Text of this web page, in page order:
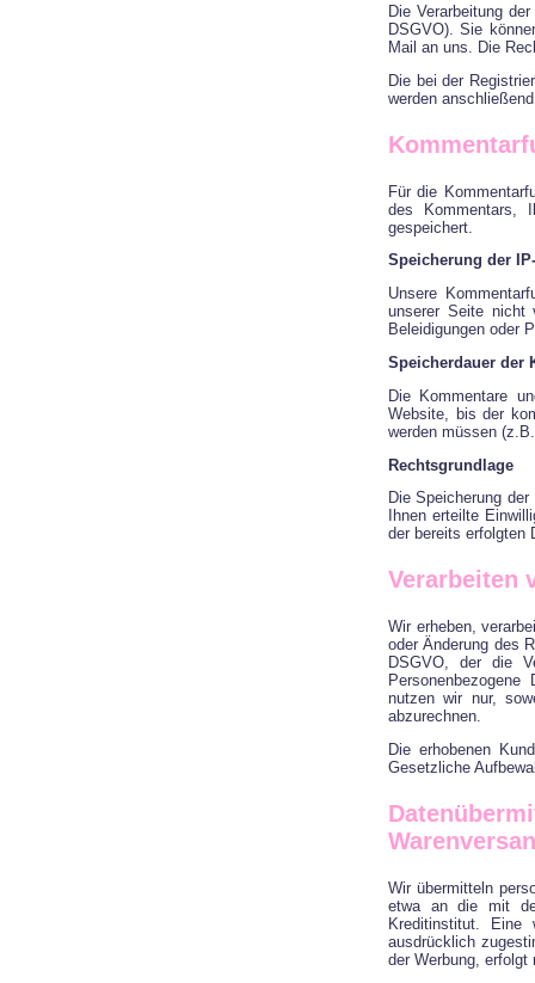
Die Verarbeitung
DSGVO). Sie
Mail an uns. Die
Die bei der
werden
Für die
des Kommentars,
gespeichert.
Speicherung der
Unsere
unserer Seite nicht
Beleidigungen oder
Speicherdauer der
Die Kommentare
Website, bis der
werden müssen
Rechtsgrundlage
Die Speicherung
Ihnen erteilte
der bereits erfolgten
Verarbeiten
Wir erheben,
oder Änderung des
DSGVO, der die
nutzen wir nur,
abzurechnen.
Die erhobenen
Gesetzliche
Wir übermitteln
etwa an die mit
Kreditinstitut. Eine
ausdrücklich
der Werbung, erfolgt